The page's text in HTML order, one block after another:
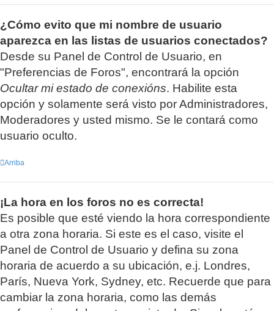
¿Cómo evito que mi nombre de usuario
aparezca en las listas de usuarios conectados?
Desde su Panel de Control de Usuario, en
"Preferencias de Foros", encontrará la opción
Ocultar mi estado de conexións. Habilite esta
opción y solamente será visto por Administradores,
Moderadores y usted mismo. Se le contará como
usuario oculto.
Arriba
¡La hora en los foros no es correcta!
Es posible que esté viendo la hora correspondiente
a otra zona horaria. Si este es el caso, visite el
Panel de Control de Usuario y defina su zona
horaria de acuerdo a su ubicación, e.j. Londres,
París, Nueva York, Sydney, etc. Recuerde que para
cambiar la zona horaria, como las demás